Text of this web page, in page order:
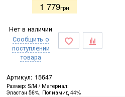
1 779грн
Нет в наличии
Сообщить о
поступлении
товара
Артикул: 15647
Размер S/M
Материал
Эластан 56%, Полиамид 44%